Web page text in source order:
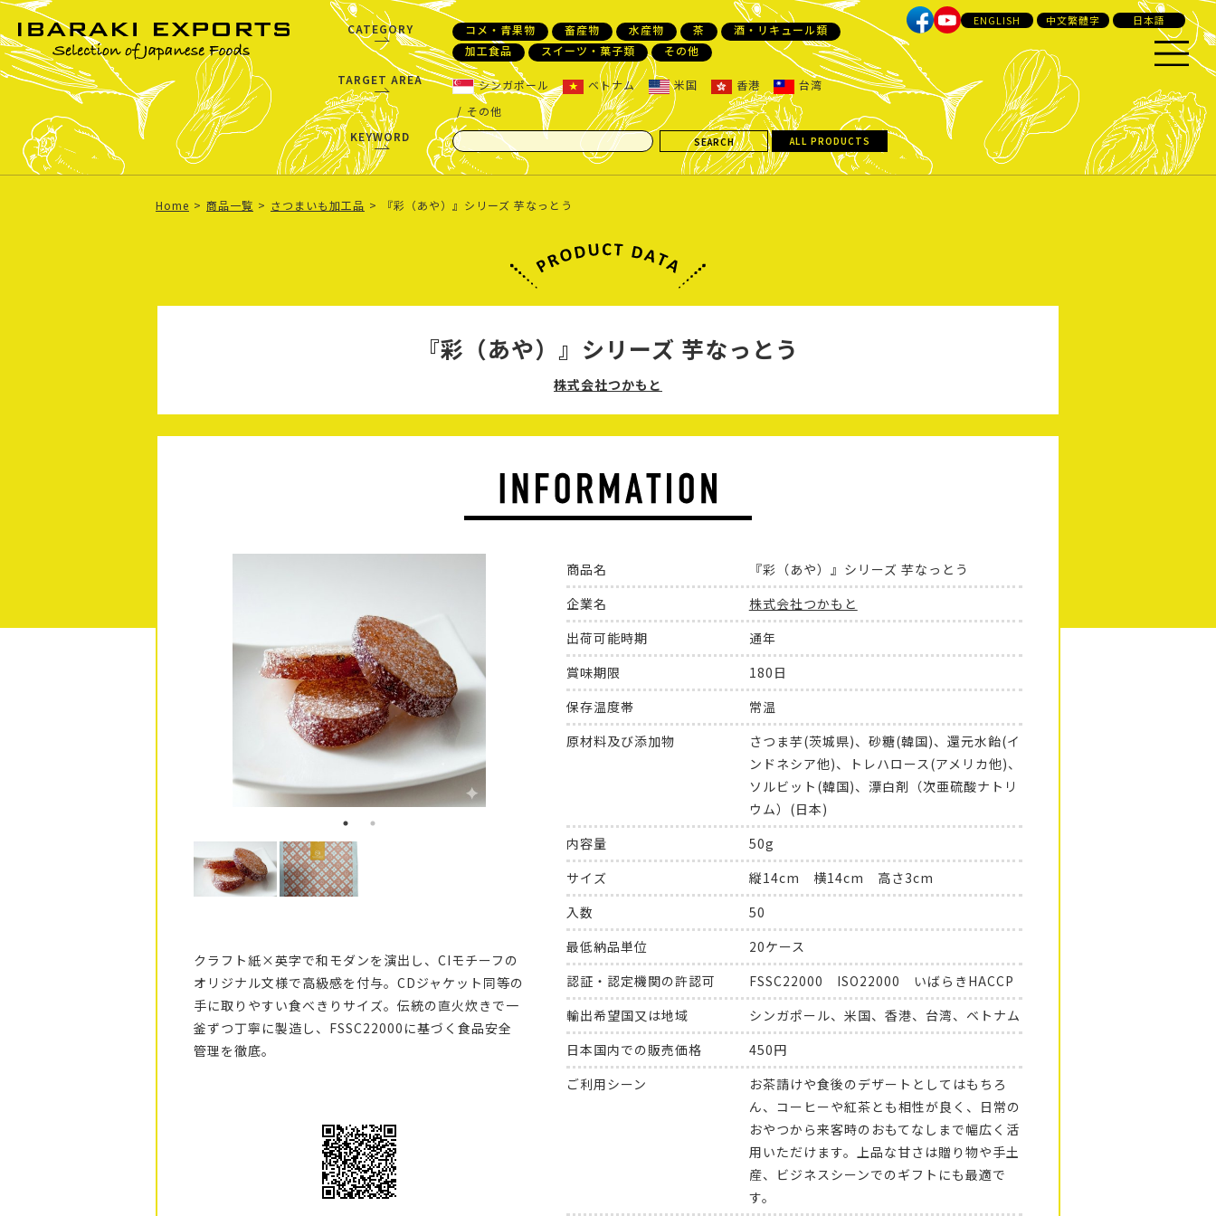
CATEGORY コメ・青果物 畜産物 水産物 茶
酒・リキュール類
加工食品
スイーツ・菓子類
その他
TARGET AREA
シンガポール ベトナム 米国 香港
台湾
その他
KEYWORD
ALL PRODUCTS
ENGLISH 中文繁體字 日本語
Home 商品一覧 さつまいも加工品 『彩（あや）』シリーズ 芋なっとう
『彩（あや）』シリーズ 芋なっとう
株式会社つかもと
クラフト紙×英字で和モダンを演出し、CIモチーフの
オリジナル文様で高級感を付与。CDジャケット同等の
手に取りやすい食べきりサイズ。伝統の直火炊きで一
釜ずつ丁寧に製造し、FSSC22000に基づく食品安全
管理を徹底。
商品名
『彩（あや）』シリーズ 芋なっとう
企業名
株式会社つかもと
出荷可能時期
通年
賞味期限
180日
保存温度帯
常温
原材料及び添加物
さつま芋(茨城県)、砂糖(韓国)、還元水飴(イ
ンドネシア他)、トレハロース(アメリカ他)、
ソルビット(韓国)、漂白剤（次亜硫酸ナトリ
ウム）(日本)
内容量
50g
サイズ
縦14cm 横14cm 高さ3cm
入数
50
最低納品単位
20ケース
認証・認定機関の許認可
FSSC22000 ISO22000 いばらきHACCP
輸出希望国又は地域
シンガポール、米国、香港、台湾、ベトナム
日本国内での販売価格
450円
ご利用シーン
お茶請けや食後のデザートとしてはもちろ
ん、コーヒーや紅茶とも相性が良く、日常の
おやつから来客時のおもてなしまで幅広く活
用いただけます。上品な甘さは贈り物や手土
産、ビジネスシーンでのギフトにも最適で
す。